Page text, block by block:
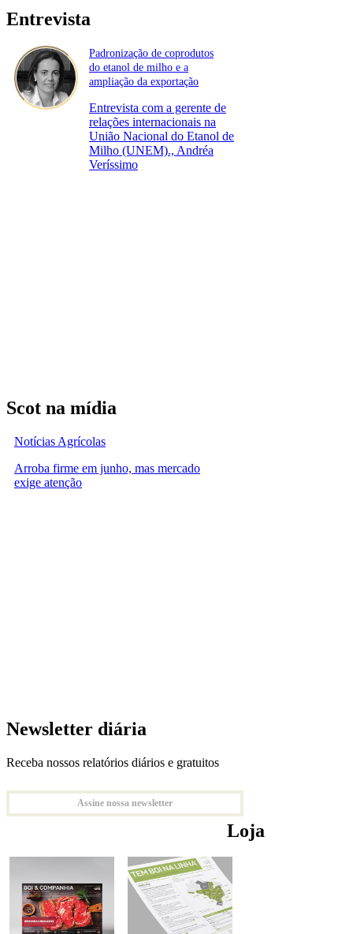
Entrevista
Padronização de coprodutos
do etanol de milho e a
ampliação da exportação
Entrevista com a gerente de
relações internacionais na
União Nacional do Etanol de
Milho (UNEM)., Andréa
Veríssimo
Scot na mídia
Notícias Agrícolas
Arroba firme em junho, mas mercado
exige atenção
Newsletter diária
Receba nossos relatórios diários e gratuitos
Assine nossa newsletter
Loja